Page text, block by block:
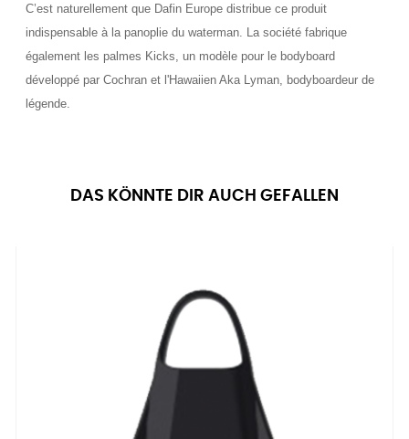
C’est naturellement que Dafin Europe distribue ce produit
indispensable à la panoplie du waterman. La société fabrique
également les palmes Kicks, un modèle pour le bodyboard
développé par Cochran et l'Hawaiien Aka Lyman, bodyboardeur de
légende.
DAS KÖNNTE DIR AUCH GEFALLEN